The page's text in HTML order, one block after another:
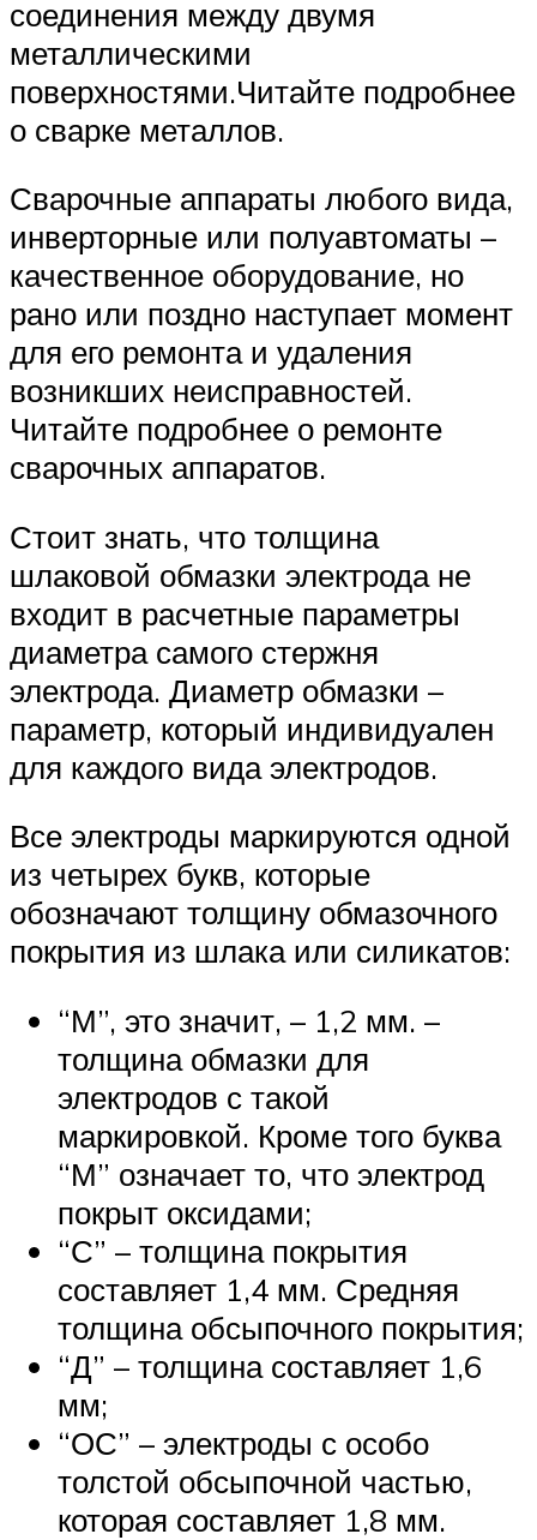
соединения между двумя
металлическими
поверхностями.Читайте подробнее
о сварке металлов.
Сварочные аппараты любого вида,
инверторные или полуавтоматы –
качественное оборудование, но
рано или поздно наступает момент
для его ремонта и удаления
возникших неисправностей.
Читайте подробнее о ремонте
сварочных аппаратов.
Стоит знать, что толщина
шлаковой обмазки электрода не
входит в расчетные параметры
диаметра самого стержня
электрода. Диаметр обмазки –
параметр, который индивидуален
для каждого вида электродов.
Все электроды маркируются одной
из четырех букв, которые
обозначают толщину обмазочного
покрытия из шлака или силикатов:
“М”, это значит, – 1,2 мм. –
толщина обмазки для
электродов с такой
маркировкой. Кроме того буква
“М” означает то, что электрод
покрыт оксидами;
“С” – толщина покрытия
составляет 1,4 мм. Средняя
толщина обсыпочного покрытия;
“Д” – толщина составляет 1,6
мм;
“ОС” – электроды с особо
толстой обсыпочной частью,
которая составляет 1,8 мм.